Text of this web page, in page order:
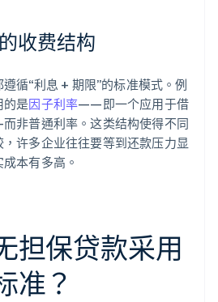
收费结构
循“利息 + 期限”的标准模式。例
的是因子利率——即一个应用于借
非普通利率。这类结构使得不同
许多企业往往要等到还款压力显
本有多高。
担保贷款采用
准？